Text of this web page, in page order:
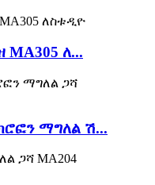
ለ...
ማግለል ሽ...